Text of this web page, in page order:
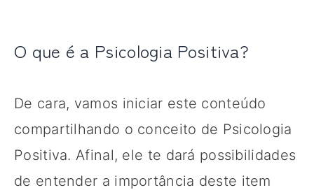
O que é a Psicologia Positiva?
De cara, vamos iniciar este conteúdo
compartilhando o conceito de Psicologia
Positiva. Afinal, ele te dará possibilidades
de entender a importância deste item